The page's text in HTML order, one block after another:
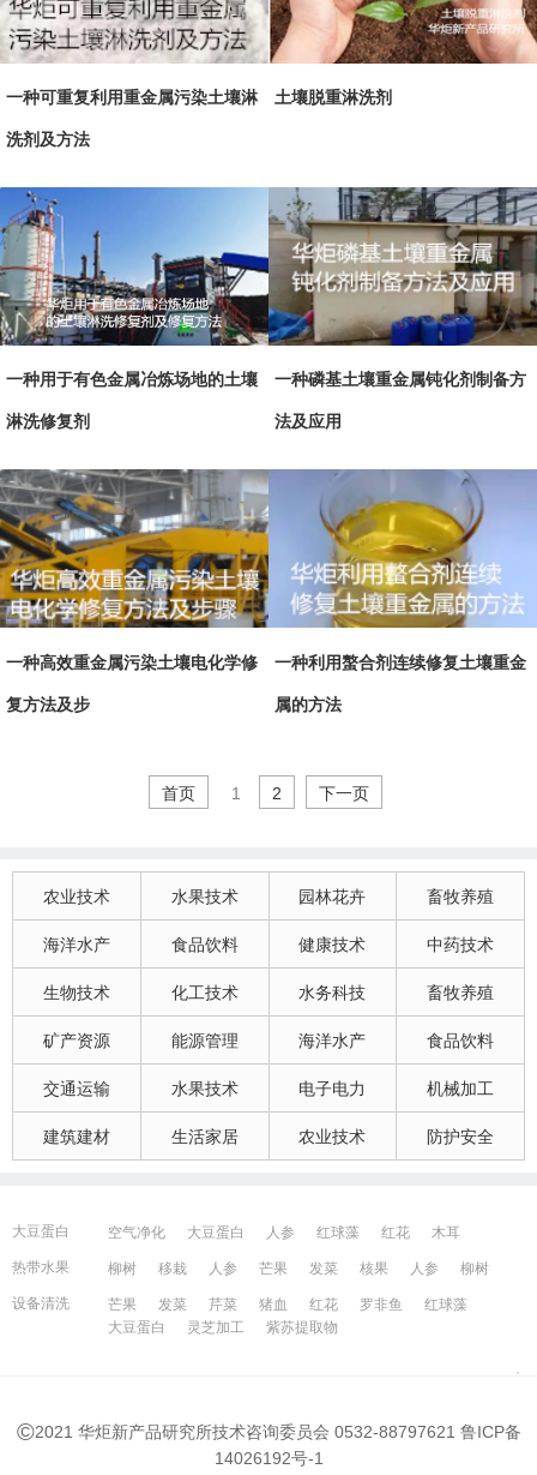
一种可重复利用重金属污染土壤淋
洗剂及方法
土壤脱重淋洗剂
一种用于有色金属冶炼场地的土壤
淋洗修复剂
一种磷基土壤重金属钝化剂制备方
法及应用
一种高效重金属污染土壤电化学修
复方法及步
一种利用螯合剂连续修复土壤重金
属的方法
首页 1 2 下一页
农业技术 水果技术 园林花卉 畜牧养殖
海洋水产 食品饮料 健康技术 中药技术
生物技术 化工技术 水务科技 畜牧养殖
矿产资源 能源管理 海洋水产 食品饮料
交通运输 水果技术 电子电力 机械加工
建筑建材 生活家居 农业技术 防护安全
大豆蛋白 空气净化 大豆蛋白 人参 红球藻 红花
木耳
红花
芒果 红球藻 芹菜 养鸭 芒果 芹菜
热带水果 柳树 移栽 人参 芒果 发菜 核果 人参
柳树
大豆蛋白
人参 发菜 猪血 红花 柳树
发菜
宁波百姓网
镇江百姓网 湖州百姓网
设备清洗 芒果 发菜 芹菜 猪血 红花 罗非鱼
红球藻
大豆蛋白
灵芝加工 紫苏提取物
©2021 华炬新产品研究所技术咨询委员会 0532-88797621 鲁ICP备
14026192号-1